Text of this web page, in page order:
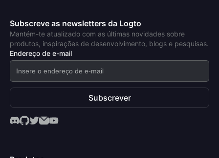
Subscreve as newsletters da Logto
Mantém-te atualizado com as últimas novidades sobre
produtos, inspirações de desenvolvimento, blogs e pesquisas.
Endereço de e-mail
Subscrever